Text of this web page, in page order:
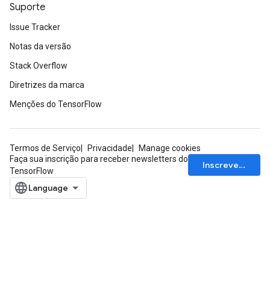
Suporte
Issue Tracker
Notas da versão
Stack Overflow
Diretrizes da marca
Menções do TensorFlow
Termos de Serviço Privacidade
Manage cookies
Faça sua inscrição para receber newsletters do
TensorFlow
Inscrever-se